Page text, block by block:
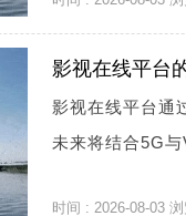
影视在线平台
影视在线平台通
未来将结合5G
时间 : 2026-08-03 浏